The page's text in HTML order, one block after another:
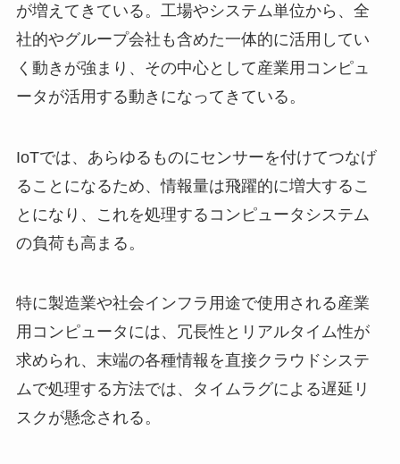
が増えてきている。工場やシステム単位から、全
社的やグループ会社も含めた一体的に活用してい
く動きが強まり、その中心として産業用コンピュ
ータが活用する動きになってきている。
IoTでは、あらゆるものにセンサーを付けてつなげ
ることになるため、情報量は飛躍的に増大するこ
とになり、これを処理するコンピュータシステム
の負荷も高まる。
特に製造業や社会インフラ用途で使用される産業
用コンピュータには、冗長性とリアルタイム性が
求められ、末端の各種情報を直接クラウドシステ
ムで処理する方法では、タイムラグによる遅延リ
スクが懸念される。